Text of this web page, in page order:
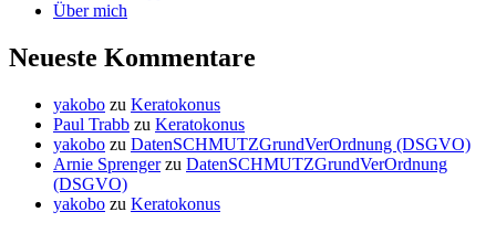
Über mich
Neueste Kommentare
yakobo zu Keratokonus
Paul Trabb zu Keratokonus
yakobo zu DatenSCHMUTZGrundVerOrdnung (DSGVO)
Arnie Sprengerzu DatenSCHMUTZGrundVerOrdnung
(DSGVO)
yakobo zu Keratokonus